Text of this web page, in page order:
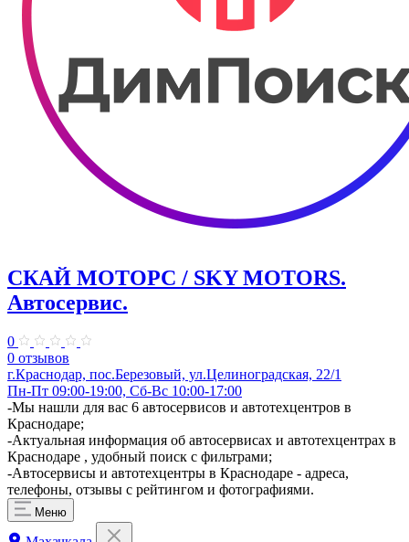
СКАЙ МОТОРС / SKY MOTORS.
Автосервис.
0
0 отзывов
г.Краснодар, пос.Березовый, ул.Целиноградская, 22/1
Пн-Пт 09:00-19:00, Сб-Вс 10:00-17:00
-Мы нашли для вас 6 автосервисов и автотехцентров в
Краснодаре;
-Актуальная информация об автосервисах и автотехцентрах в
Краснодаре , удобный поиск с фильтрами;
-Автосервисы и автотехцентры в Краснодаре - адреса,
телефоны, отзывы с рейтингом и фотографиями.
Меню